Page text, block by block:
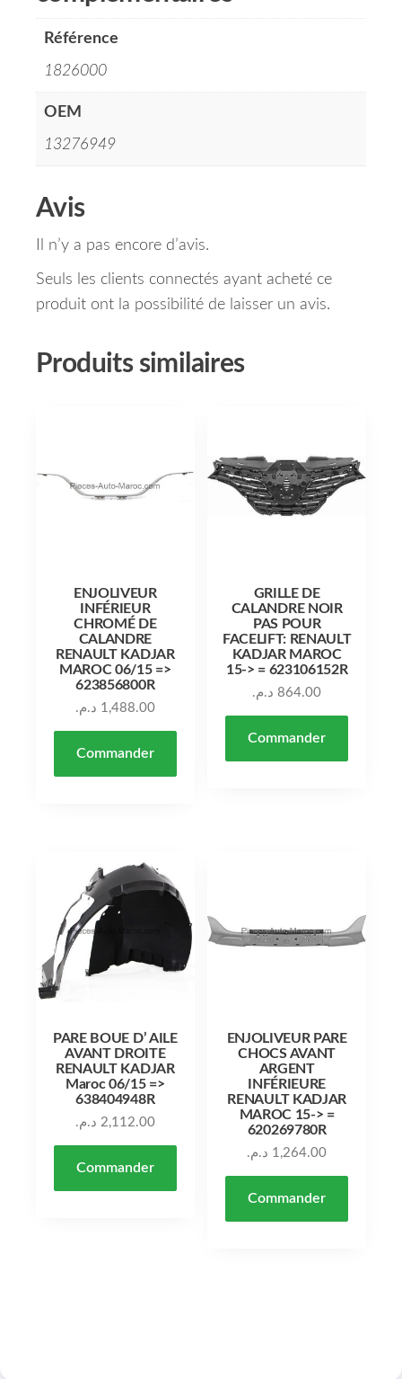
Référence
1826000
OEM
13276949
Avis
Il n’y a pas encore d’avis.
Seuls les clients connectés ayant acheté ce
produit ont la possibilité de laisser un avis.
Produits similaires
ENJOLIVEUR
INFÉRIEUR
CHROMÉ DE
CALANDRE
RENAULT KADJAR
MAROC 06/15 =>
623856800R
1,488.00 د.م.
Commander
GRILLE DE
CALANDRE NOIR
PAS POUR
FACELIFT: RENAULT
KADJAR MAROC
15-> = 623106152R
864.00 د.م.
Commander
PARE BOUE D’ AILE
AVANT DROITE
RENAULT KADJAR
Maroc 06/15 =>
638404948R
2,112.00 د.م.
Commander
ENJOLIVEUR PARE
CHOCS AVANT
ARGENT
INFÉRIEURE
RENAULT KADJAR
MAROC 15-> =
620269780R
1,264.00 د.م.
Commander